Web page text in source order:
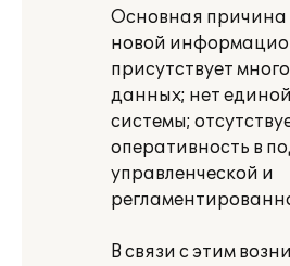
Основная причина
новой
присутствует
данных; нет
системы;
оперативность в
управленческой и
В связи с этим